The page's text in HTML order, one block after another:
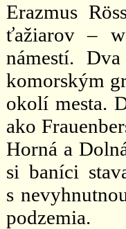
Erazmus
ťažiarov –
námestí.
komorským
okolí mesta.
ako
Horná a
si baníci
s
podzemia.